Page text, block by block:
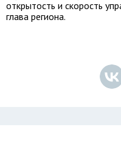
открытость и скорость
глава региона.